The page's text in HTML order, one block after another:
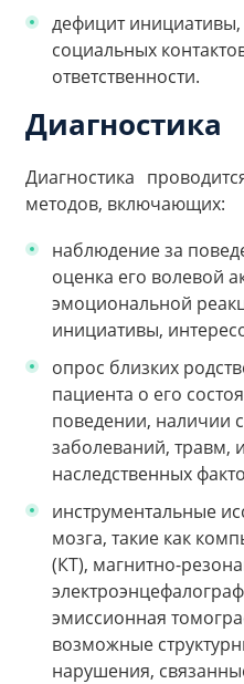
дефицит
социальных
ответственности.
Диагностика
Диагностика
методов, включающих:
наблюдение за
оценка его волевой
эмоциональной
инициативы,
опрос близких
пациента о его
поведении, наличии
заболеваний, травм,
наследственных
инструментальные
мозга, такие как
(КТ), магнитно-
эмиссионная
возможные
нарушения,